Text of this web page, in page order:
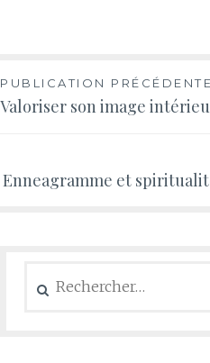
PUBLICATION PRÉCÉDENTE
Valoriser son image
Enneagramme et